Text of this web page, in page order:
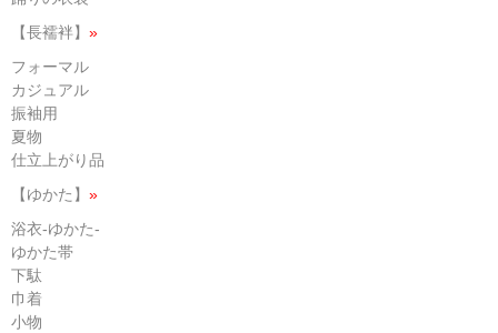
【長襦袢】 »
フォーマル
カジュアル
振袖用
夏物
仕立上がり品
【ゆかた】 »
浴衣-ゆかた-
ゆかた帯
下駄
巾着
小物